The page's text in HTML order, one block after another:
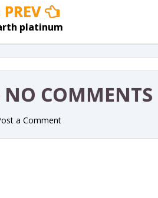
PREV
platinum
NO COMMENTS
a Comment